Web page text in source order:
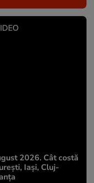
2026. Cât costă
Iași, Cluj-